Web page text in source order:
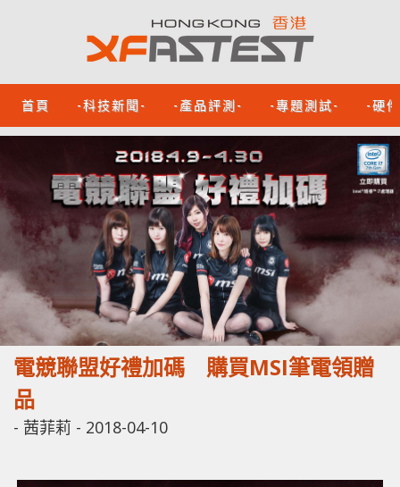
首頁 -科技新聞- -產品評測- -專題測試- -硬
電競聯盟好禮加碼 購買MSI筆電領贈
品
- 茜菲莉 - 2018-04-10